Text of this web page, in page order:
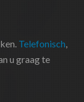
Telefonisch,
u graag te